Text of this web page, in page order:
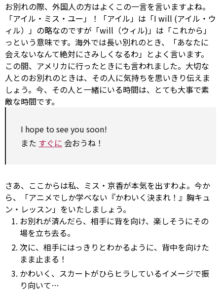
お別れの際、外国人の方はよくこの一言を言いますよね。
「アイル・ミス・ユー」！「アイル」は「I will (アイル・ウ
ィル）」の略なのですが「will（ウィル)」は「これから」
っという意味です。海外では長い別れのとき、「あなたに
会えないなんて絶対にさみしくなるわ」とよく言います。
この間、アメリカに行ったときにも言われました。大切な
人とのお別れのときは、その人に気持ちを思いきり伝えま
しょう。今、その人と一緒にいる時間は、とても大事で素
敵な時間です。
I hope toseeyou soon!
また すぐに 会おうね！
さあ、ここからは私、ミス・京香が本気を出すわよ。今か
ら、「アニメでしか学べない『かわいく決まれ！』胸キュ
ン・レッスン」をいたしましょう。
お別れが済んだら、相手に背を向け、楽しそうにその
場を立ち去る。
次に、相手にはっきりとわかるように、背中を向けた
まま止まる！
かわいく、スカートがひらヒラしているイメージで振
り向いて…